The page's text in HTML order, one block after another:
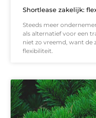
Shortlease zakelijk:
Steeds meer
als alternatief voor een
niet zo vreemd, want de
flexibiliteit.